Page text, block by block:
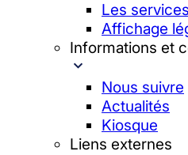
Les services
Affichage
Informations et
Nous suivre
Actualités
Kiosque
Liens externes